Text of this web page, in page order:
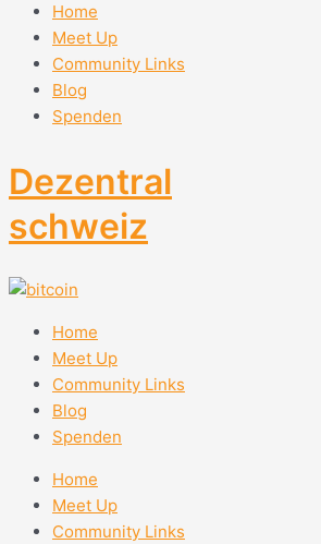
Home
Meet Up
Community Links
Blog
Spenden
Dezentral
schweiz
Home
Meet Up
Community Links
Blog
Spenden
Home
Meet Up
Community Links